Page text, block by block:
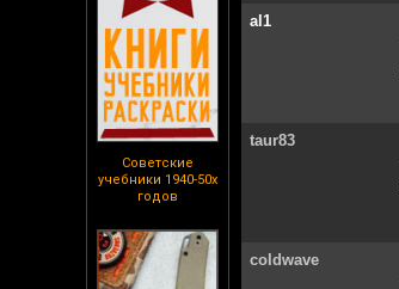
Советские
учебники 1940-50х
годов
al1
taur83
coldwave